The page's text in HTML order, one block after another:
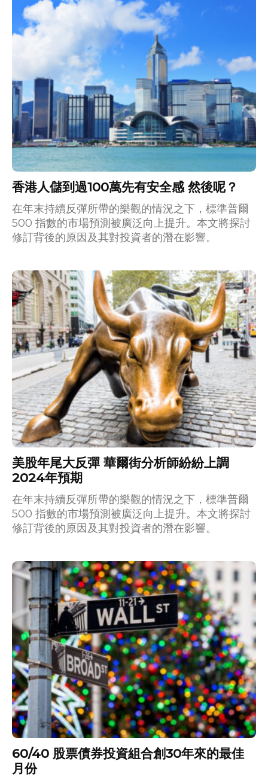
香港人儲到過100萬先有安全感 然後呢？
在年末持續反彈所帶的樂觀的情況之下，標準普爾
500 指數的市場預測被廣泛向上提升。本文將探討
修訂背後的原因及其對投資者的潛在影響。
美股年尾大反彈 華爾街分析師紛紛上調
2024年預期
在年末持續反彈所帶的樂觀的情況之下，標準普爾
500 指數的市場預測被廣泛向上提升。本文將探討
修訂背後的原因及其對投資者的潛在影響。
60/40 股票債券投資組合創30年來的最佳
月份